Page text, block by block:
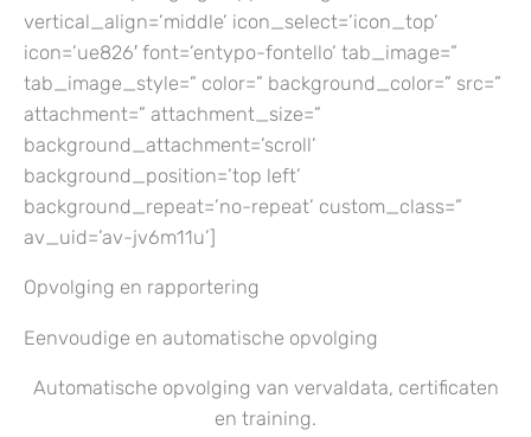
vertical_align=’middle’ icon_select=’icon_top’
icon=’ue826′ font=’entypo-fontello’ tab_image=”
tab_image_style=” color=” background_color=” src=”
attachment=” attachment_size=”
background_attachment=’scroll’
background_position=’top left’
background_repeat=’no-repeat’ custom_class=”
av_uid=’av-jv6m11u’]
Opvolging en rapportering
Eenvoudige en automatische opvolging
Automatische opvolging van vervaldata, certificaten
en training.